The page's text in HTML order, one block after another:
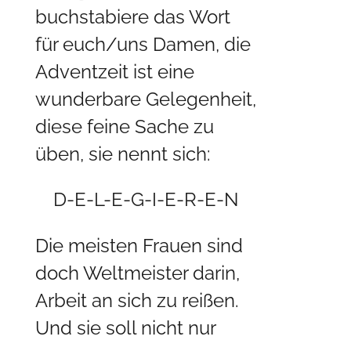
buchstabiere das Wort
für euch/uns Damen, die
Adventzeit ist eine
wunderbare Gelegenheit,
diese feine Sache zu
üben, sie nennt sich:
D-E-L-E-G-I-E-R-E-N
Die meisten Frauen sind
doch Weltmeister darin,
Arbeit an sich zu reißen.
Und sie soll nicht nur